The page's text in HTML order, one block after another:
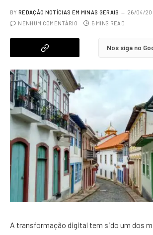
BY REDAÇÃO NOTÍCIAS EM MINAS GERAIS
26/04/
NENHUM COMENTÁRIO
5 MINS READ
Nos siga no
A transformação digital tem sido um dos